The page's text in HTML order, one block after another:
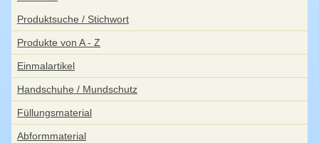
Produktsuche / Stichwort
Produkte von A - Z
Einmalartikel
Handschuhe / Mundschutz
Füllungsmaterial
Abformmaterial